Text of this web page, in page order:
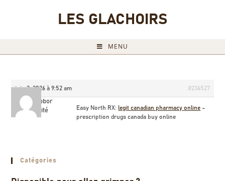
LES GLACHOIRS
MENU
juin 2, 2026 à 9:52 am #236527
Octaviobor
Invité
Easy North RX: legit canadian pharmacy online –
prescription drugs canada buy online
Catégories